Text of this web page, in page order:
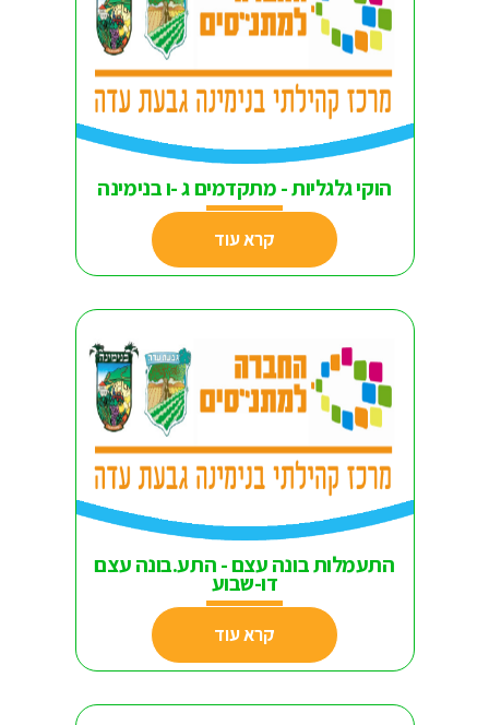
הוקי גלגליות - מתקדמים ג -ו בנימינה
קרא עוד
התעמלות בונה עצם - התע.בונה עצם
דו-שבוע
קרא עוד